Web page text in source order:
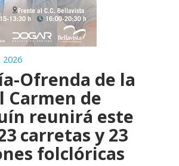
2026
Ofrenda de la
Carmen de
reunirá este
carretas y 23
folclóricas